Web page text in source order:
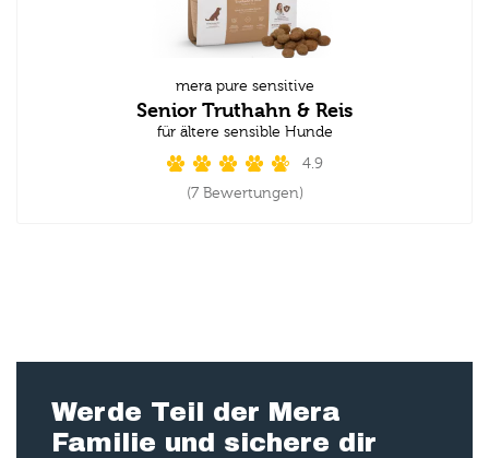
mera pure sensitive
Senior Truthahn & Reis
für ältere sensible Hunde
4.9
(7 Bewertungen)
Werde Teil der Mera
Familie und sichere dir